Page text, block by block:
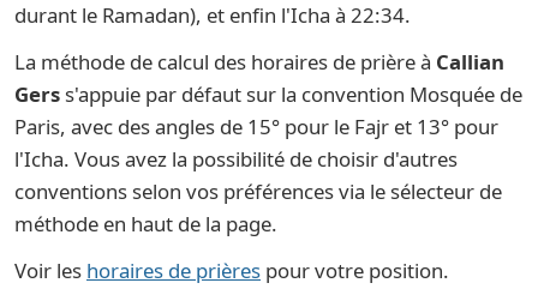
durant le Ramadan), et enfin l'Icha à 22:34.
La méthode de calcul des horaires de prière à Callian
Gers s'appuie par défaut sur la convention Mosquée de
Paris, avec des angles de 15° pour le Fajr et 13° pour
l'Icha. Vous avez la possibilité de choisir d'autres
conventions selon vos préférences via le sélecteur de
méthode en haut de la page.
Voir les horaires de prières pour votre position.